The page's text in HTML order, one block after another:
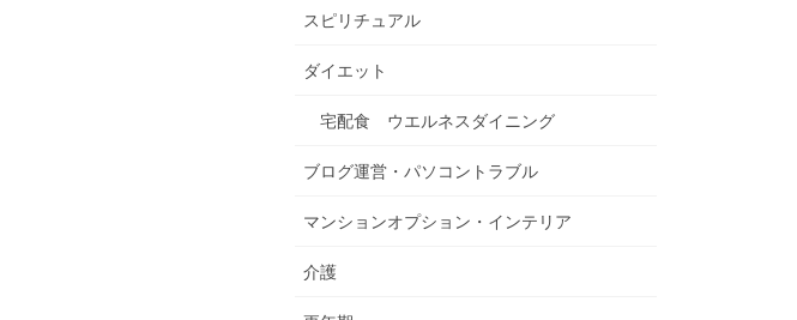
スピリチュアル
ダイエット
宅配食 ウエルネスダイニング
ブログ運営・パソコントラブル
マンションオプション・インテリア
介護